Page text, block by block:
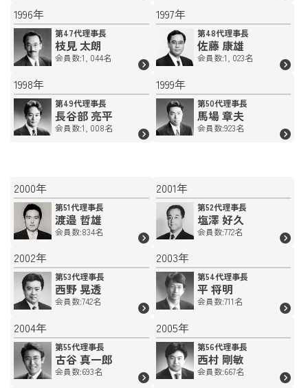
1996年
第47代理事長
枝見 太朗
会員数:1, 044名
1997年
第48代理事長
佐藤 康雄
会員数:1, 023名
1998年
第49代理事長
長谷部 亮平
会員数:1, 008名
1999年
第50代理事長
馬場 章夫
会員数:923名
2000年
第51代理事長
渡邉 哲雄
会員数:834名
2001年
第52代理事長
塩澤 好久
会員数:772名
2002年
第53代理事長
西野 晃透
会員数:742名
2003年
第54代理事長
平 将明
会員数:711名
2004年
第55代理事長
古谷 真一郎
会員数:693名
2005年
第56代理事長
西村 剛敏
会員数:667名